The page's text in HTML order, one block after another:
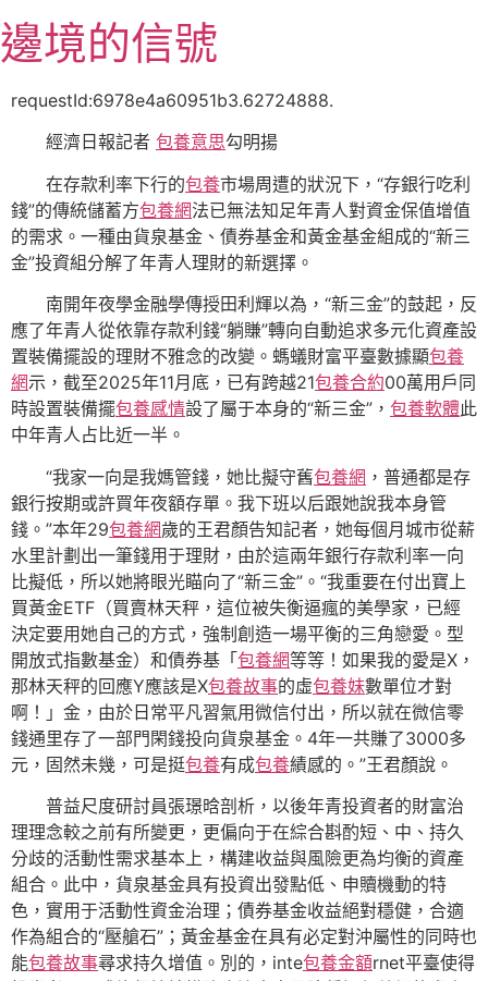
至
主
邊境的信號
requestId:6978e4a60951b3.62724888.
經濟日報記者 包養意思勾明揚
在存款利率下行的包養市場周遭的狀況下，“存銀行吃利
錢”的傳統儲蓄方包養網法已無法知足年青人對資金保值增值
的需求。一種由貨泉基金、債券基金和黃金基金組成的“新三
金”投資組分解了年青人理財的新選擇。
南開年夜學金融學傳授田利輝以為，“新三金”的鼓起，反
應了年青人從依靠存款利錢“躺賺”轉向自動追求多元化資產設
置裝備擺設的理財不雅念的改變。螞蟻財富平臺數據顯包養
網示，截至2025年11月底，已有跨越21包養合約00萬用戶同
時設置裝備擺包養感情設了屬于本身的“新三金”， 包養軟體此
中年青人占比近一半。
“我家一向是我媽管錢，她比擬守舊包養網 ，普通都是存
銀行按期或許買年夜額存單。我下班以后跟她說我本身管
錢。”本年29包養網歲的王君顏告知記者，她每個月城市從薪
水里計劃出一筆錢用于理財，由於這兩年銀行存款利率一向
比擬低，所以她將眼光瞄向了“新三金”。“我重要在付出寶上
買黃金ETF（買賣林天秤，這位被失衡逼瘋的美學家，已經
決定要用她自己的方式，強制創造一場平衡的三角戀愛。型
開放式指數基金）和債券基「包養網等等！如果我的愛是X，
那林天秤的回應Y應該是X包養故事的虛包養妹數單位才對
啊！」金，由於日常平凡習氣用微信付出，所以就在微信零
錢通里存了一部門閑錢投向貨泉基金。4年一共賺了3000多
元，固然未幾，可是挺包養有成包養績感的。”王君顏說。
普益尺度研討員張璟晗剖析，以後年青投資者的財富治
理理念較之前有所變更，更偏向于在綜合斟酌短、中、持久
分歧的活動性需求基本上，構建收益與風險更為均衡的資產
組合。此中，貨泉基金具有投資出發點低、申贖機動的特
色，實用于活動性資金治理；債券基金收益絕對穩健，合適
作為組合的“壓艙石”；黃金基金在具有必定對沖屬性的同時也
能包養故事尋求持久增值。別的，inte包養金額rnet平臺使得